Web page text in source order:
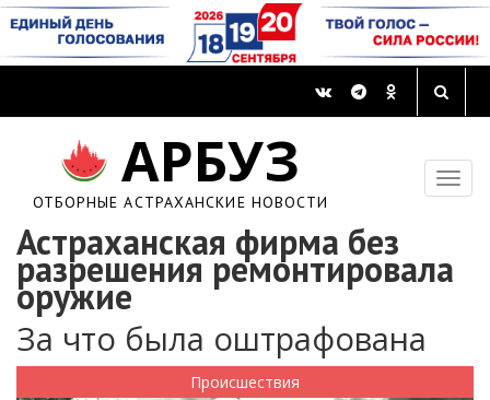
АРБУЗ
ОТБОРНЫЕ АСТРАХАНСКИЕ НОВОСТИ
Астраханская фирма без
разрешения ремонтировала
оружие
За что была оштрафована
Происшествия